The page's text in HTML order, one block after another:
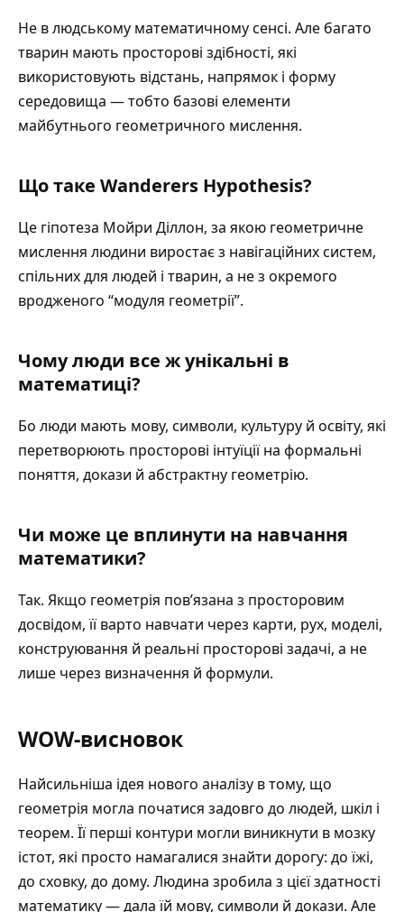
Не в людському математичному сенсі. Але багато
тварин мають просторові здібності, які
використовують відстань, напрямок і форму
середовища — тобто базові елементи
майбутнього геометричного мислення.
Що таке Wanderers Hypothesis?
Це гіпотеза Мойри Діллон, за якою геометричне
мислення людини виростає з навігаційних систем,
спільних для людей і тварин, а не з окремого
вродженого “модуля геометрії”.
Чому люди все ж унікальні в
математиці?
Бо люди мають мову, символи, культуру й освіту, які
перетворюють просторові інтуїції на формальні
поняття, докази й абстрактну геометрію.
Чи може це вплинути на навчання
математики?
Так. Якщо геометрія пов’язана з просторовим
досвідом, її варто навчати через карти, рух, моделі,
конструювання й реальні просторові задачі, а не
лише через визначення й формули.
WOW-висновок
Найсильніша ідея нового аналізу в тому, що
геометрія могла початися задовго до людей, шкіл і
теорем. Її перші контури могли виникнути в мозку
істот, які просто намагалися знайти дорогу: до їжі,
до сховку, до дому. Людина зробила з цієї здатності
математику — дала їй мову, символи й докази. Але